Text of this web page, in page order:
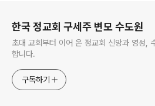
한국 정교회 구세주 변모 수도원
초대 교회부터 이어 온 정교회 신앙과 영성,
합니다.
구독하기